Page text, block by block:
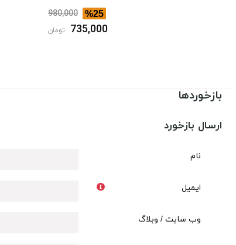
%25
980,000
735,000 تومان
بازخوردها
ارسال بازخورد
نام
ایمیل
وب سایت / وبلاگ